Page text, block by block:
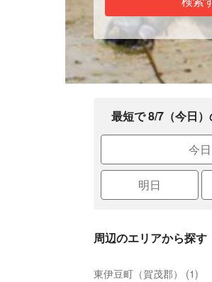
最短で 8/7（今日）
今日
明日
周辺のエリアから探す
東伊豆町（賀茂郡） (1)